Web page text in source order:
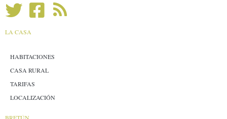
LA CASA
HABITACIONES
CASA RURAL
TARIFAS
LOCALIZACIÓN